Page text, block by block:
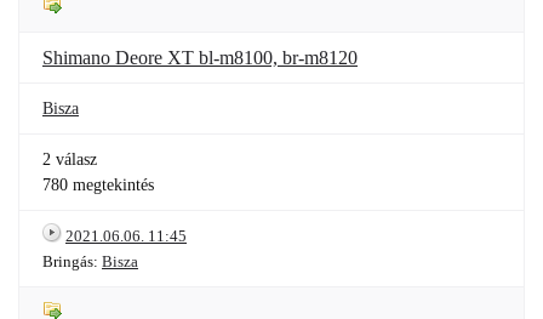
Shimano Deore XT bl-m8100, br-m8120
Bisza
2 válasz
780 megtekintés
2021.06.06. 11:45
Bringás: Bisza